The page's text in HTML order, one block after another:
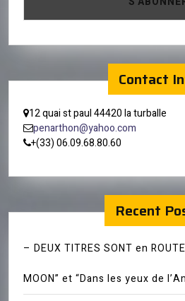
Contact
12 quai st paul 44420 la turballe
penarthon@yahoo.com
+(33) 06.09.68.80.60
Recent
– DEUX TITRES SONT en
MOON” et “Dans les yeux de